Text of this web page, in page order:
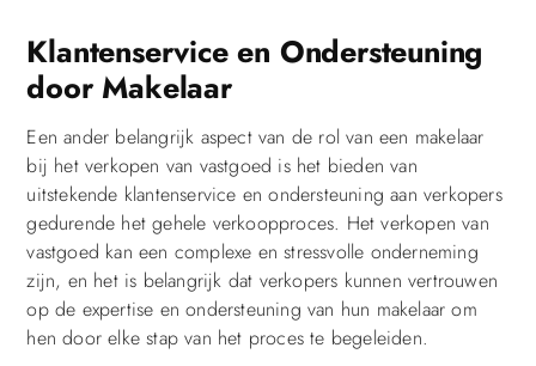
Klantenservice en Ondersteuning
door Makelaar
Een ander belangrijk aspect van de rol van een makelaar
bij het verkopen van vastgoed is het bieden van
uitstekende klantenservice en ondersteuning aan verkopers
gedurende het gehele verkoopproces. Het verkopen van
vastgoed kan een complexe en stressvolle onderneming
zijn, en het is belangrijk dat verkopers kunnen vertrouwen
op de expertise en ondersteuning van hun makelaar om
hen door elke stap van het proces te begeleiden.